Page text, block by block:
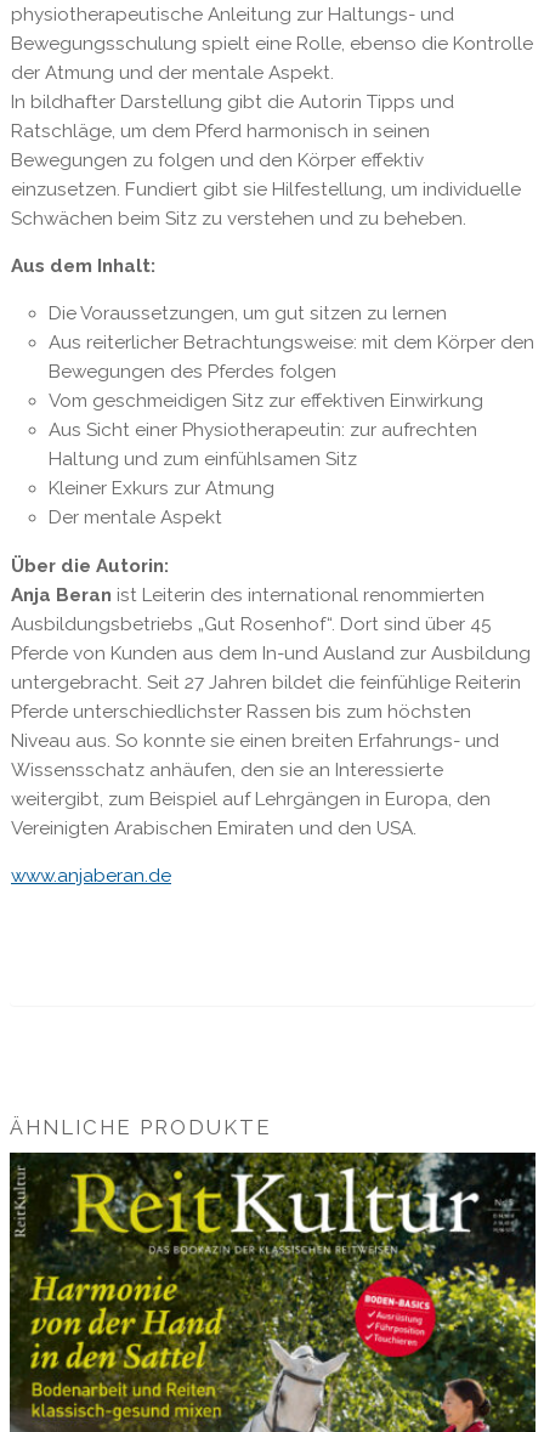
physiotherapeutische Anleitung zur Haltungs- und
Bewegungsschulung spielt eine Rolle, ebenso die Kontrolle
der Atmung und der mentale Aspekt.
In bildhafter Darstellung gibt die Autorin Tipps und
Ratschläge, um dem Pferd harmonisch in seinen
Bewegungen zu folgen und den Körper effektiv
einzusetzen. Fundiert gibt sie Hilfestellung, um individuelle
Schwächen beim Sitz zu verstehen und zu beheben.
Aus dem Inhalt:
Die Voraussetzungen, um gut sitzen zu lernen
Aus reiterlicher Betrachtungsweise: mit dem Körper den
Bewegungen des Pferdes folgen
Vom geschmeidigen Sitz zur effektiven Einwirkung
Aus Sicht einer Physiotherapeutin: zur aufrechten
Haltung und zum einfühlsamen Sitz
Kleiner Exkurs zur Atmung
Der mentale Aspekt
Über die Autorin:
Anja Beran ist Leiterin des international renommierten
Ausbildungsbetriebs „Gut Rosenhof“. Dort sind über 45
Pferde von Kunden aus dem In-und Ausland zur Ausbildung
untergebracht. Seit 27 Jahren bildet die feinfühlige Reiterin
Pferde unterschiedlichster Rassen bis zum höchsten
Niveau aus. So konnte sie einen breiten Erfahrungs- und
Wissensschatz anhäufen, den sie an Interessierte
weitergibt, zum Beispiel auf Lehrgängen in Europa, den
Vereinigten Arabischen Emiraten und den USA.
www.anjaberan.de
ÄHNLICHE PRODUKTE